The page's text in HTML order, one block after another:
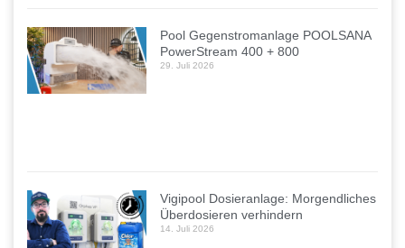
Pool Gegenstromanlage POOLSANA
PowerStream 400 + 800
29. Juli 2026
Vigipool Dosieranlage: Morgendliches
Überdosieren verhindern
14. Juli 2026